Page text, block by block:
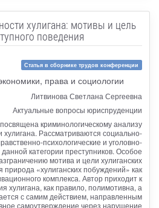
хулигана: мотивы и цель
поведения
Статья в сборнике трудов конференции
права и социологии
Литвинова Светлана Сергеевна
Актуальные вопросы юриспруденции
криминологическому анализу
хулигана. Рассматриваются социально-
психологические и уголовно-
категории преступников. Особое
мотива и цели хулиганских
природа «хулиганских побуждений» как
комплекса. Автор приходит к
хулигана, как правило, полимотивна, а
с самим действием, направленным
самоутверждение через нарушение